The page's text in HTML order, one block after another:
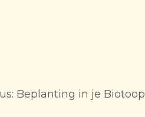
Beplanting in je Biotoop